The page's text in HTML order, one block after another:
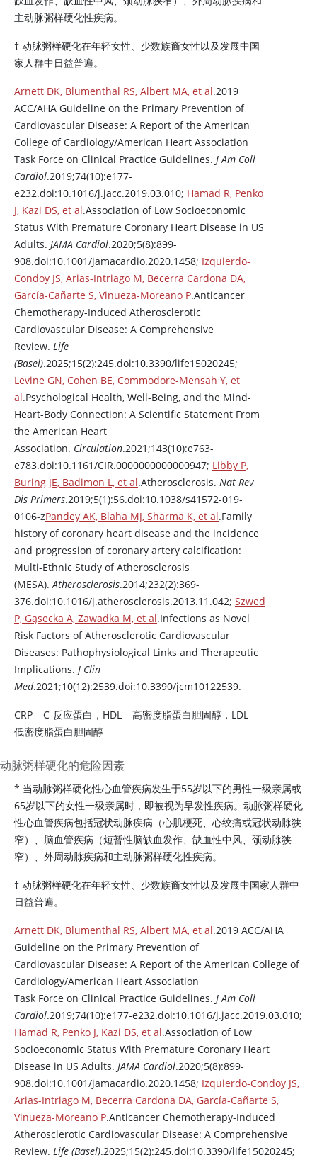
动脉粥样硬化的危险因素
主动脉粥样硬化性疾病。
† 动脉粥样硬化在年轻女性、少数族裔女性以及发展中国
家人群中日益普遍。
Arnett DK, Blumenthal RS, Albert MA, et al.2019
ACC/AHA Guideline on the Primary Prevention of
Cardiovascular Disease: A Report of the American
College of Cardiology/American Heart Association
Task Force on Clinical Practice Guidelines. J Am Coll
Cardiol.2019;74(10):e177-
e232.doi:10.1016/j.jacc.2019.03.010; Hamad R, Penko
J, Kazi DS, et al.Association of Low Socioeconomic
Status With Premature Coronary Heart Disease in US
Adults. JAMA Cardiol.2020;5(8):899-
908.doi:10.1001/jamacardio.2020.1458; Izquierdo-
Condoy JS, Arias-Intriago M, Becerra Cardona DA,
García-Cañarte S, Vinueza-Moreano P.Anticancer
Chemotherapy-Induced Atherosclerotic
Cardiovascular Disease: A Comprehensive
Review. Life
(Basel).2025;15(2):245.doi:10.3390/life15020245;
Levine GN, Cohen BE, Commodore-Mensah Y, et
al.Psychological Health, Well-Being, and the Mind-
Heart-Body Connection: A Scientific Statement From
the American Heart
Association. Circulation.2021;143(10):e763-
e783.doi:10.1161/CIR.0000000000000947; Libby P,
Buring JE, Badimon L, et al.Atherosclerosis. Nat Rev
Dis Primers.2019;5(1):56.doi:10.1038/s41572-019-
0106-zPandey AK, Blaha MJ, Sharma K, et al.Family
history of coronary heart disease and the incidence
and progression of coronary artery calcification:
Multi-Ethnic Study of Atherosclerosis
(MESA). Atherosclerosis.2014;232(2):369-
376.doi:10.1016/j.atherosclerosis.2013.11.042; Szwed
P, Gąsecka A, Zawadka M, et al.Infections as Novel
Risk Factors of Atherosclerotic Cardiovascular
Diseases: Pathophysiological Links and Therapeutic
Implications. J Clin
Med.2021;10(12):2539.doi:10.3390/jcm10122539.
CRP =C-反应蛋白，HDL =高密度脂蛋白胆固醇，LDL =
低密度脂蛋白胆固醇
* 当动脉粥样硬化性心血管疾病发生于55岁以下的男性一级亲属或
65岁以下的女性一级亲属时，即被视为早发性疾病。动脉粥样硬化
性心血管疾病包括冠状动脉疾病（心肌梗死、心绞痛或冠状动脉狭
窄）、脑血管疾病（短暂性脑缺血发作、缺血性中风、颈动脉狭
窄）、外周动脉疾病和主动脉粥样硬化性疾病。
† 动脉粥样硬化在年轻女性、少数族裔女性以及发展中国家人群中
日益普遍。
Arnett DK, Blumenthal RS, Albert MA, et al.2019 ACC/AHA
Guideline on the Primary Prevention of
Cardiovascular Disease: A Report of the American College of
Cardiology/American Heart Association
Task Force on Clinical Practice Guidelines. J Am Coll
Cardiol.2019;74(10):e177-e232.doi:10.1016/j.jacc.2019.03.010;
Hamad R, Penko J, Kazi DS, et al.Association of Low
Socioeconomic Status With Premature Coronary Heart
Disease in US Adults. JAMA Cardiol.2020;5(8):899-
908.doi:10.1001/jamacardio.2020.1458; Izquierdo-Condoy JS,
Arias-Intriago M, Becerra Cardona DA, García-Cañarte S,
Vinueza-Moreano P.Anticancer Chemotherapy-Induced
Atherosclerotic Cardiovascular Disease: A Comprehensive
Review. Life (Basel).2025;15(2):245.doi:10.3390/life15020245;